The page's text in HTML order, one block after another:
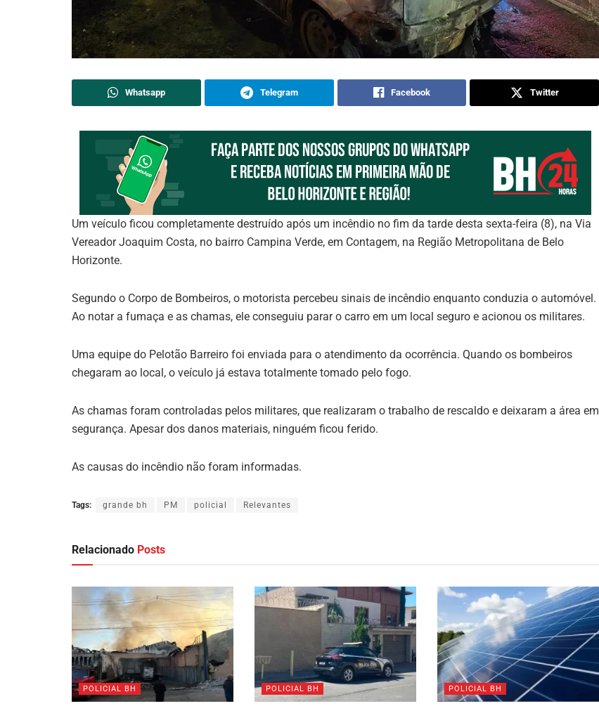
Whatsapp Telegram Facebook Twitter
Um veículo ficou completamente destruído após um incêndio no fim da tarde desta sexta-feira (8), na Via
Vereador Joaquim Costa, no bairro Campina Verde, em Contagem, na Região Metropolitana de Belo
Horizonte.
Segundo o Corpo de Bombeiros, o motorista percebeu sinais de incêndio enquanto conduzia o automóvel.
Ao notar a fumaça e as chamas, ele conseguiu parar o carro em um local seguro e acionou os militares.
Uma equipe do Pelotão Barreiro foi enviada para o atendimento da ocorrência. Quando os bombeiros
chegaram ao local, o veículo já estava totalmente tomado pelo fogo.
As chamas foram controladas pelos militares, que realizaram o trabalho de rescaldo e deixaram a área em
segurança. Apesar dos danos materiais, ninguém ficou ferido.
As causas do incêndio não foram informadas.
Tags: grande bh PM policial Relevantes
Relacionado Posts
POLICIAL BH POLICIAL BH POLICIAL BH